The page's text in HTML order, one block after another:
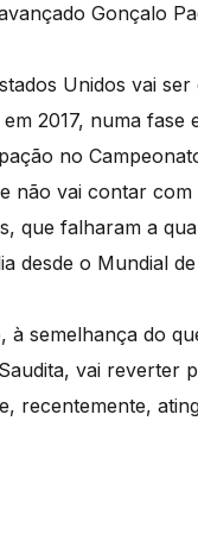
Gonçalo
Unidos vai
2017, numa fase
no
não vai contar com
que falharam a
desde o Mundial de
à semelhança do
vai reverter
recentemente,